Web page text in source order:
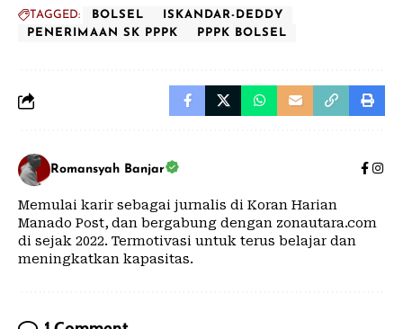
TAGGED: BOLSEL
ISKANDAR-DEDDY
PENERIMAAN SK PPPK
PPPK BOLSEL
Romansyah Banjar
Memulai karir sebagai jurnalis di Koran Harian
Manado Post, dan bergabung dengan zonautara.com
di sejak 2022. Termotivasi untuk terus belajar dan
meningkatkan kapasitas.